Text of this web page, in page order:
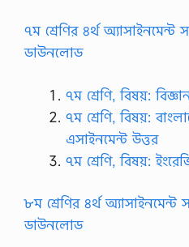
৭ম শ্রেণির ৪র্থ
ডাউনলোড
৭ম শ্রেণি, বিষয়:
৭ম শ্রেণি, বিষয়:
এসাইনমেন্ট উত্তর
৭ম শ্রেণি, বিষয়:
৮ম শ্রেণির ৪র্থ
ডাউনলোড